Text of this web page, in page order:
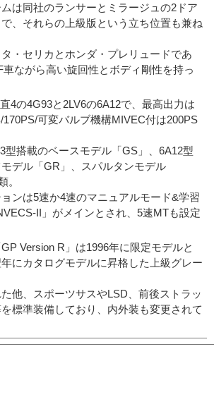
は同社のランサーとミラージュの2ドア
、それらの上級版という立ち位置も兼ね
・セリカとホンダ・プレリュードであ
車ながら高い旋回性とボディ剛性を持っ
4の4G93と2LV6の6A12で、最高出力は
170PS/可変バルブ機構MIVEC付は200PS
型搭載のベースモデル「GS」、6A12型
デル「GR」、スパルタンモデル
。
ョンは5速か4速のマニュアルモード&学習
II」がメインとされ、5速MTも設定
Version R」は1996年に限定モデルと
にカタログモデルに昇格した上級グレー
他、スポーツサスやLSD、前後ストラッ
を標準装備しており、内外装も変更されて